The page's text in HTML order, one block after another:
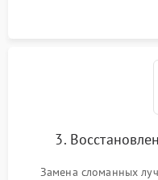
3.
Замена сломанных